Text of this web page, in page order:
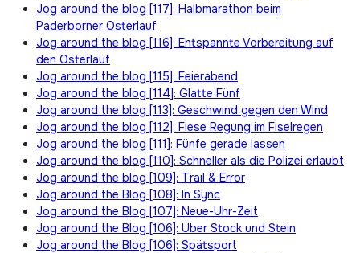
Jog around the blog [117]: Halbmarathon beim
Paderborner Osterlauf
Jog around the blog [116]: Entspannte Vorbereitung auf
den Osterlauf
Jog around the blog [115]: Feierabend
Jog around the blog [114]: Glatte Fünf
Jog around the blog [113]: Geschwind gegen den Wind
Jog around the blog [112]: Fiese Regung im Fiselregen
Jog around the blog [111]: Fünfe gerade lassen
Jog around the blog [110]: Schneller als die Polizei erlaubt
Jog around the blog [109]: Trail & Error
Jog around the Blog [108]: In Sync
Jog around the Blog [107]: Neue-Uhr-Zeit
Jog around the Blog [106]: Über Stock und Stein
Jog around the Blog [106]: Spätsport